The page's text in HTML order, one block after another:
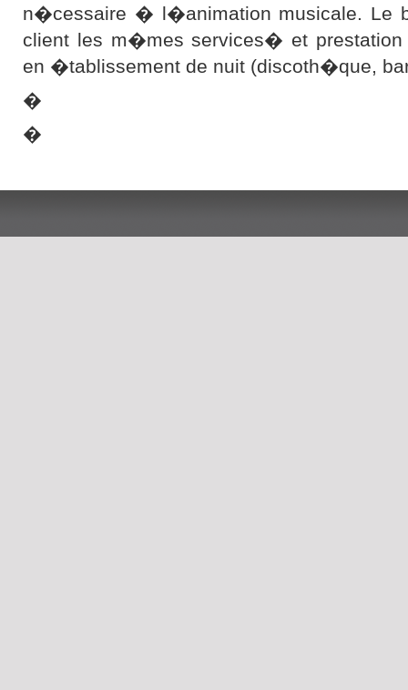
n�cessaire � l�animation musicale. Le
client les m�mes services� et
en �tablissement de nuit (discoth�que,
�
�